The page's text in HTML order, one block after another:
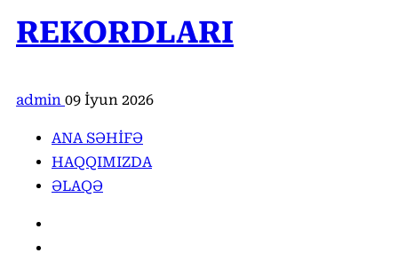
REKORDLARI
admin 09 İyun 2026
ANA SƏHİFƏ
HAQQIMIZDA
ƏLAQƏ